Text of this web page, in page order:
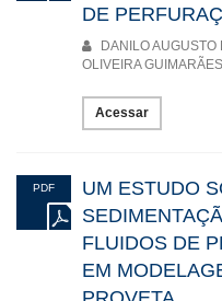
DE
DANILO
OLIVEIRA
Acessar
PDF
UM ESTUDO
FLUIDOS DE
EM